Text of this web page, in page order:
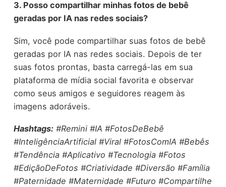
3. Posso compartilhar minhas fotos de bebê
geradas por IA nas redes sociais?
Sim, você pode compartilhar suas fotos de bebê
geradas por IA nas redes sociais. Depois de ter
suas fotos prontas, basta carregá-las em sua
plataforma de mídia social favorita e observar
como seus amigos e seguidores reagem às
imagens adoráveis.
Hashtags:#Remini #IA #FotosDeBebê
#InteligênciaArtificial #Viral #FotosComIA #Bebês
#Tendência #Aplicativo #Tecnologia #Fotos
#EdiçãoDeFotos #Criatividade #Diversão #Família
#Paternidade #Maternidade #Futuro #Compartilhe